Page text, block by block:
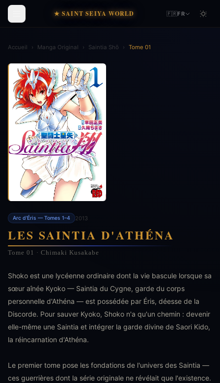
★ SAINT SEIYA WORLD 🇫🇷FR
Accueil › Manga Original › Saintia Shō › Tome 01
Arc d'Éris — Tomes 1–4 2013
LES SAINTIA D'ATHÉNA
Tome 01 · Chimaki Kusakabe
Shoko est une lycéenne ordinaire dont la vie bascule lorsque sa
sœur aînée Kyoko — Saintia du Cygne, garde du corps
personnelle d'Athéna — est possédée par Éris, déesse de la
Discorde. Pour sauver Kyoko, Shoko n'a qu'un chemin : devenir
elle-même une Saintia et intégrer la garde divine de Saori Kido,
la réincarnation d'Athéna.
Le premier tome pose les fondations de l'univers des Saintia —
ces guerrières dont la série originale ne révélait que l'existence.